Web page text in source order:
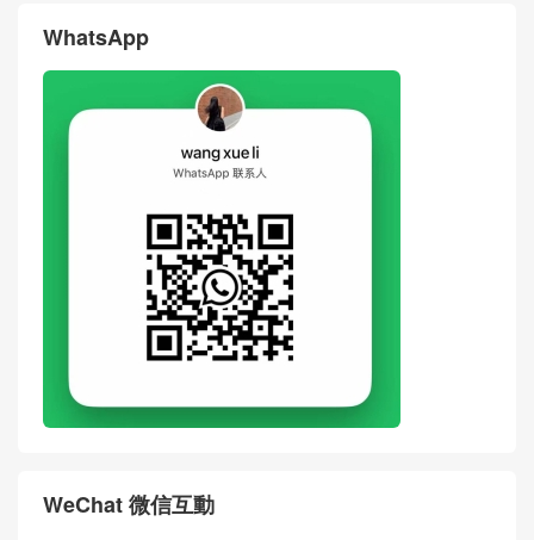
WhatsApp
WeChat 微信互動